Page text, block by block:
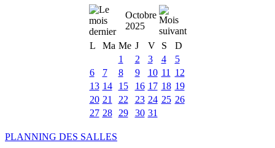
Octobre
2025
L
Ma Me J V S
D
1
2 3 4
5
6
7 8 9 10 11
12
13 14 15 16 17 18 19
20 21 22 23 24 25 26
27 28 29 30 31
PLANNING DES SALLES